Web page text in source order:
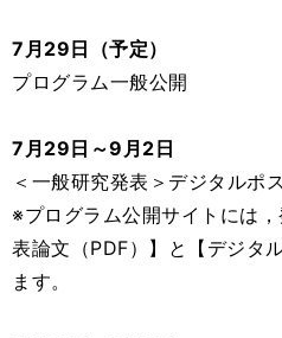
7月29日（予定）
プログラム一般公開
7月29日～9月2日
＜一般研究発表＞デジタルポ
※プログラム公開サイトには
表論文（PDF）】と【デジタ
ます。